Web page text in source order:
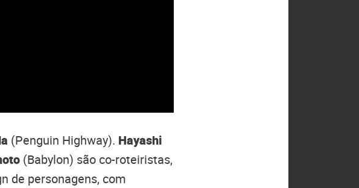
(Penguin Highway). Hayashi
(Babylon) são co-roteiristas,
de personagens, com